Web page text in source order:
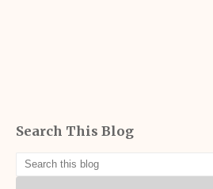
Search This Blog